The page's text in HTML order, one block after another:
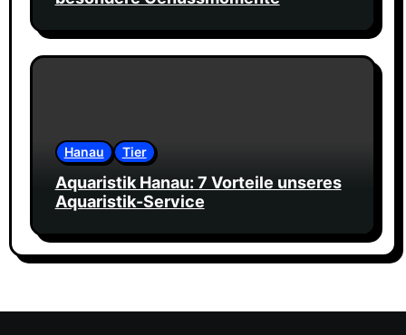
Hanau Tier
Aquaristik Hanau: 7 Vorteile unseres
Aquaristik-Service